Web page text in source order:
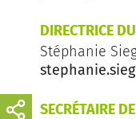
DIRECTRICE
Stéphanie
SECRÉTAIRE